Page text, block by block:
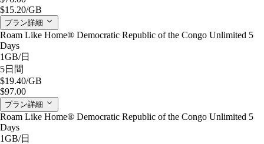
$15.20/GB
プラン詳細
Roam Like Home® Democratic Republic of the Congo Unlimited 5
Days
1GB/日
5日間
$19.40/GB
$97.00
プラン詳細
Roam Like Home® Democratic Republic of the Congo Unlimited 5
Days
1GB/日